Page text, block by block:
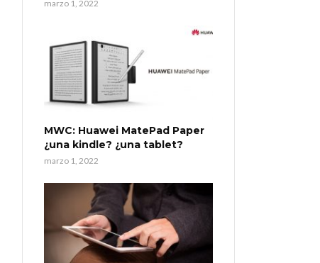
marzo 1, 2022
MWC: Huawei MatePad Paper
¿una kindle? ¿una tablet?
marzo 1, 2022